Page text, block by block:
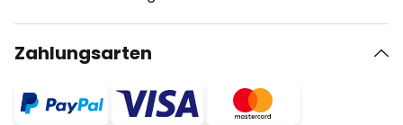
Zahlungsarten